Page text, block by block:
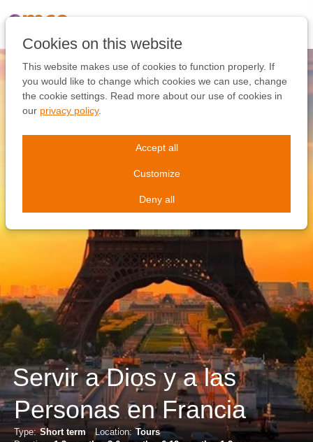
Cookies on this website
This website makes use of cookies to function properly. If
you would like to change which cookies we can use, change
the cookie settings. Read more about our use of cookies in
our privacy policy.
Accept all
Customize
Deny all
links
to
the
content
Jump
to
navigation
Servir a Dios y a las
Personas en Francia
Type: Short term Location: Tours